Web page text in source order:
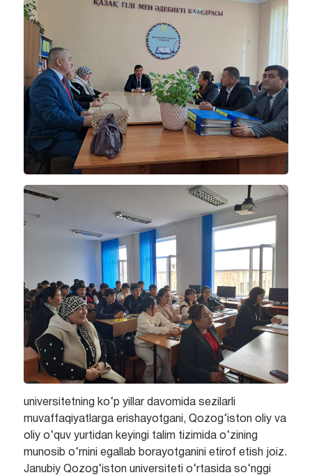
universitetning ko‘p yillar davomida sezilarli
muvaffaqiyatlarga erishayotgani, Qozog‘iston oliy va
oliy o‘quv yurtidan keyingi talim tizimida o‘zining
munosib o‘rnini egallab borayotganini etirof etish joiz.
Janubiy Qozog‘iston universiteti o‘rtasida so‘nggi